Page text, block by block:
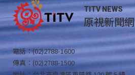
TITV NEWS
原視新聞網
電話：(02)2788-1600
傳真：(02)2788-1500